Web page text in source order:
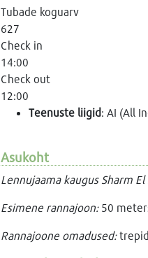
Tubade koguarv
627
Check in
14:00
Check out
12:00
Teenuste liigid: AI (All
Asukoht
Lennujaama kaugus Sharm
Esimene rannajoon:50
Rannajoone omadused:trepid